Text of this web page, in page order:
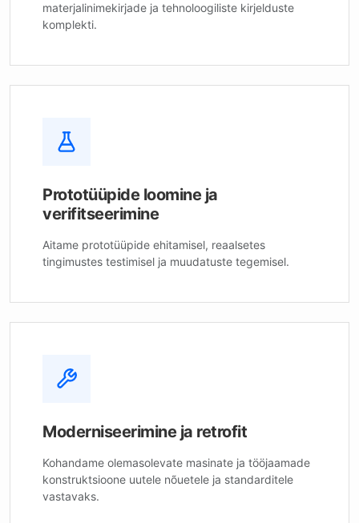
materjalinimekirjade ja tehnoloogiliste kirjelduste
komplekti.
Prototüüpide loomine ja
verifitseerimine
Aitame prototüüpide ehitamisel, reaalsetes
tingimustes testimisel ja muudatuste tegemisel.
Moderniseerimine ja retrofit
Kohandame olemasolevate masinate ja tööjaamade
konstruktsioone uutele nõuetele ja standarditele
vastavaks.